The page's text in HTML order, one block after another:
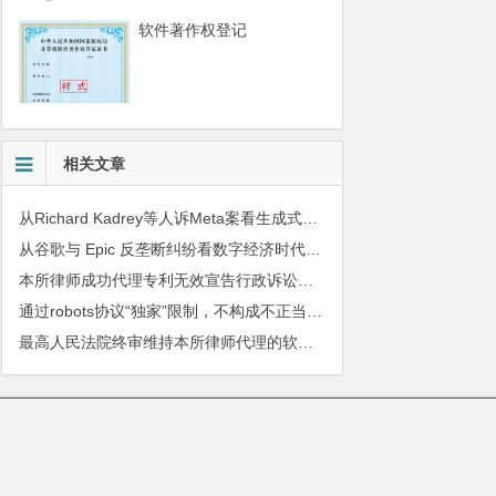
软件著作权登记
相关文章
从Richard Kadrey等人诉Meta案看生成式人工智能训练语料的版权合理使用问题
从谷歌与 Epic 反垄断纠纷看数字经济时代竞争法的新挑战与应对
本所律师成功代理专利无效宣告行政诉讼案件
最高人民法院终审维持本所律师代理的软件著作权和不正当竞争纠纷案件胜诉判决